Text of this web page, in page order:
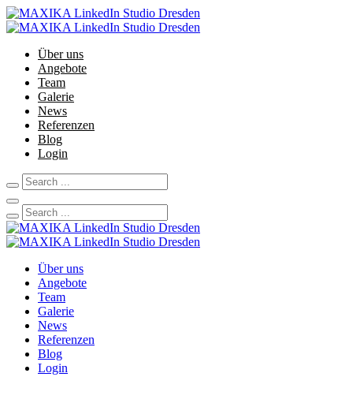
Über uns
Angebote
Team
Galerie
News
Referenzen
Blog
Login
Über uns
Angebote
Team
Galerie
News
Referenzen
Blog
Login